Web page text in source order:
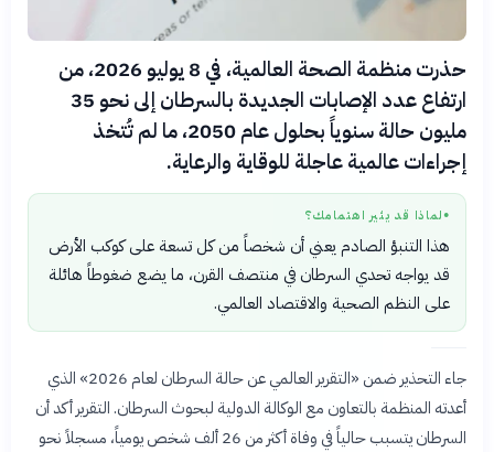
حذرت منظمة الصحة العالمية، في 8 يوليو 2026، من
ارتفاع عدد الإصابات الجديدة بالسرطان إلى نحو 35
مليون حالة سنوياً بحلول عام 2050، ما لم تُتخذ
إجراءات عالمية عاجلة للوقاية والرعاية.
● لماذا قد يثير اهتمامك؟
هذا التنبؤ الصادم يعني أن شخصاً من كل تسعة على كوكب الأرض
قد يواجه تحدي السرطان في منتصف القرن، ما يضع ضغوطاً هائلة
على النظم الصحية والاقتصاد العالمي.
جاء التحذير ضمن «التقرير العالمي عن حالة السرطان لعام 2026» الذي
أعدته المنظمة بالتعاون مع الوكالة الدولية لبحوث السرطان. التقرير أكد أن
السرطان يتسبب حالياً في وفاة أكثر من 26 ألف شخص يومياً، مسجلاً نحو